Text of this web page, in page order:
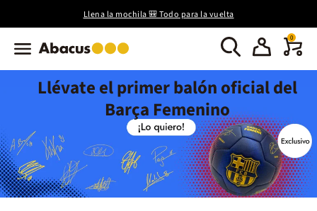
Llena la mochila 🎒 Todo para la vuelta
0
Llévate el primer balón oficial del
Barça Femenino